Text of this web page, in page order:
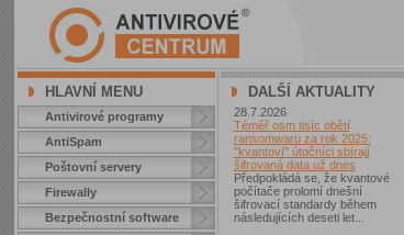
HLAVNÍ MENU
Antivirové programy
AntiSpam
Poštovní servery
Firewally
Bezpečnostní software
DALŠÍ AKTUALITY
28.7.2026
Téměř osm tisíc obětí
ransomwaru za rok 2025:
"kvantoví" útočníci sbírají
šifrovaná data už dnes
Předpokládá se, že kvantové
počítače prolomí dnešní
šifrovací standardy během
následujících deseti let...